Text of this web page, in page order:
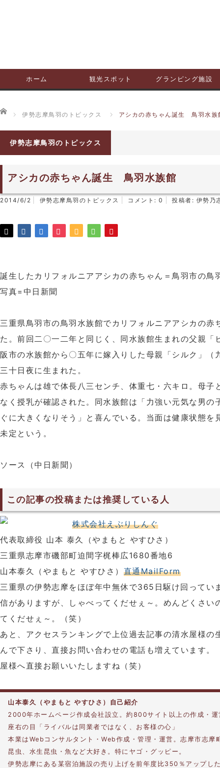
ホーム 観光スポット グランピング施設
ホーム
伊勢志摩鳥羽のトピックス アシカの赤ちゃん誕生 鳥羽水族
伊勢志摩鳥羽のトピックス
アシカの赤ちゃん誕生 鳥羽水族館
2014/6/2 伊勢志摩鳥羽のトピックス コメント: 0 投稿者: 伊勢乃
誕生したカリフォルニアアシカの赤ちゃん＝鳥羽市の鳥
写真=中日新聞
三重県鳥羽市の鳥羽水族館でカリフォルニアアシカの赤
た。前回二〇一二年と同じく、同水族館生まれの父親「
阪市の水族館から〇五年に嫁入りした母親「シルク」（
三十日夜に生まれた。
赤ちゃんは雄で体長八三センチ、体重七・六キロ。母子
なく授乳が確認された。同水族館は「力強い元気な男の
ぐに大きくなりそう」と喜んでいる。当面は健康状態を
未定という。
ソース（中日新聞）
この記事の投稿または推奨している人
株式会社えぶりしんぐ
代表取締役 山本 泰久（やまもと やすひさ）
三重県志摩市磯部町迫間字梶棒広1680番地6
山本泰久（やまもと やすひさ） 直通MailForm
三重県の伊勢志摩をほぼ年中無休で365日駆け回ってい
信がありますが、しゃべってくだせぇ～。めんどくさい
てくだせぇ～。（笑）
あと、アクセスランキングで上位過去記事の清水屋様の
んで下さり、直接お問い合わせの電話も増えています。
屋様へ直接お願いいたしますね（笑）
山本泰久（やまもと やすひさ）自己紹介
2000年ホームページ作成会社設立。約800サイト以上の作成・運
座右の目「ライバルは同業者ではなく、お客様の心」
本業はWebコンサルタント・Web作成・管理・運営。志摩市志摩
昆虫、水生昆虫・魚など大好き。特にヤゴ・グッピー。
伊勢志摩にある某宿泊施設の売り上げを前年度比350％アップし